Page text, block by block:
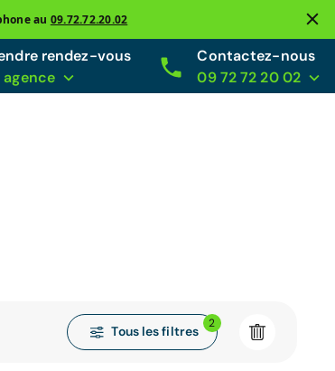
au 09.72.72.20.02
rendez-vous
agence
Contactez-nous
09 72 72 20 02
Tous les filtres
2